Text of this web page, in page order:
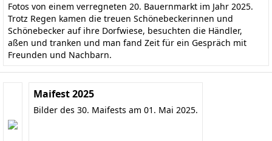
Fotos von einem verregneten 20. Bauernmarkt im Jahr 2025.
Trotz Regen kamen die treuen Schönebeckerinnen und
Schönebecker auf ihre Dorfwiese, besuchten die Händler,
aßen und tranken und man fand Zeit für ein Gespräch mit
Freunden und Nachbarn.
Maifest 2025
Bilder des 30. Maifests am 01. Mai 2025.